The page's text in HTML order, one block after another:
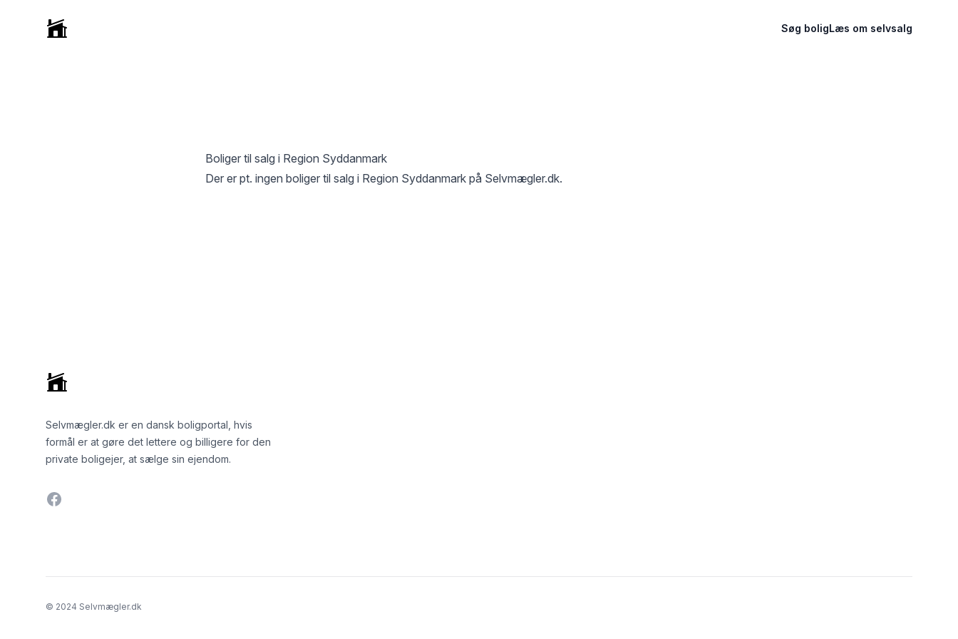
Selvmægler Søg boligLæs om selvsalg
Boliger til salg i Region Syddanmark
Der er pt. ingen boliger til salg i Region Syddanmark på Selvmægler.dk.
Selvmægler.dk er en dansk boligportal, hvis
formål er at gøre det lettere og billigere for den
private boligejer, at sælge sin ejendom.
Facebook
© 2024 Selvmægler.dk